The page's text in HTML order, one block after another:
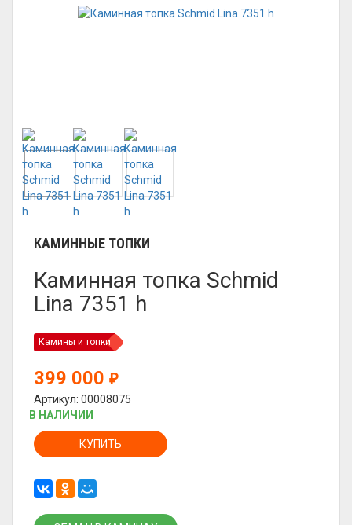
КАМИННЫЕ ТОПКИ
Каминная топка Schmid
Lina 7351 h
Камины и топки
399 000 ₽
Артикул: 00008075
В НАЛИЧИИ
КУПИТЬ